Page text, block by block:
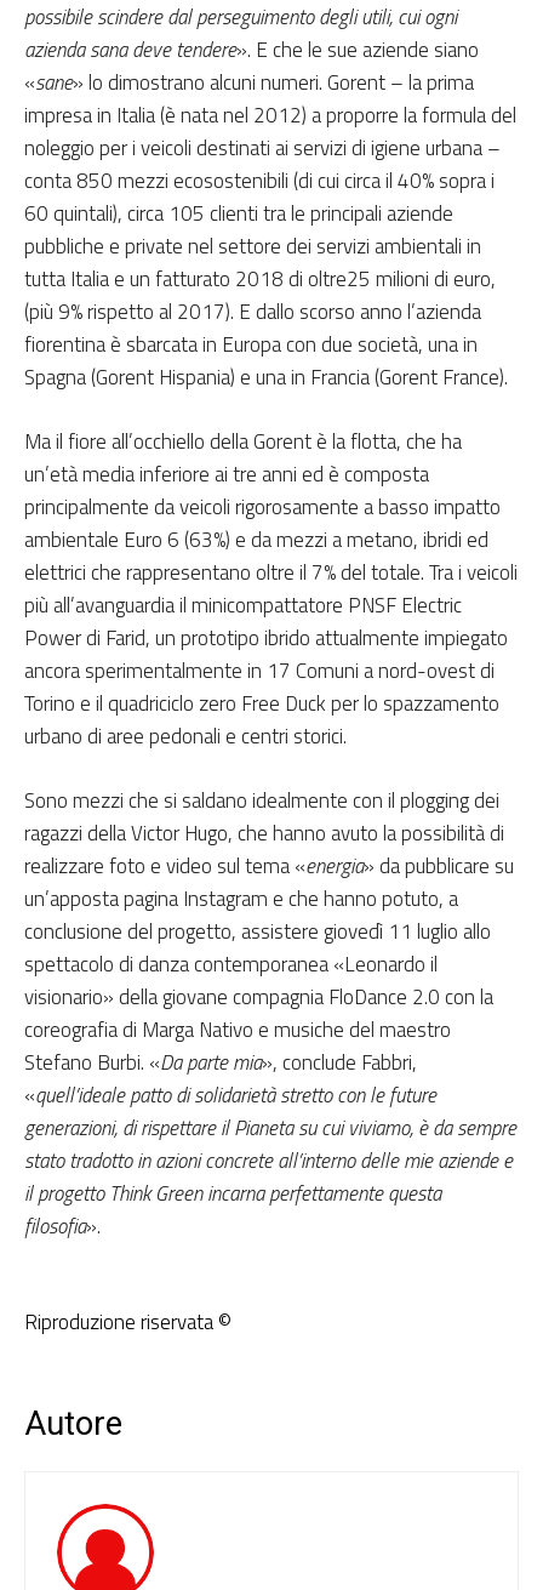
possibile scindere dal perseguimento degli utili, cui ogni
azienda sana deve tendere». E che le sue aziende siano
«sane» lo dimostrano alcuni numeri. Gorent – la prima
impresa in Italia (è nata nel 2012) a proporre la formula del
noleggio per i veicoli destinati ai servizi di igiene urbana –
conta 850 mezzi ecosostenibili (di cui circa il 40% sopra i
60 quintali), circa 105 clienti tra le principali aziende
pubbliche e private nel settore dei servizi ambientali in
tutta Italia e un fatturato 2018 di oltre25 milioni di euro,
(più 9% rispetto al 2017). E dallo scorso anno l’azienda
fiorentina è sbarcata in Europa con due società, una in
Spagna (Gorent Hispania) e una in Francia (Gorent France).
Ma il fiore all’occhiello della Gorent è la flotta, che ha
un’età media inferiore ai tre anni ed è composta
principalmente da veicoli rigorosamente a basso impatto
ambientale Euro 6 (63%) e da mezzi a metano, ibridi ed
elettrici che rappresentano oltre il 7% del totale. Tra i veicoli
più all’avanguardia il minicompattatore PNSF Electric
Power di Farid, un prototipo ibrido attualmente impiegato
ancora sperimentalmente in 17 Comuni a nord-ovest di
Torino e il quadriciclo zero Free Duck per lo spazzamento
urbano di aree pedonali e centri storici.
Sono mezzi che si saldano idealmente con il plogging dei
ragazzi della Victor Hugo, che hanno avuto la possibilità di
realizzare foto e video sul tema «energia» da pubblicare su
un’apposta pagina Instagram e che hanno potuto, a
conclusione del progetto, assistere giovedì 11 luglio allo
spettacolo di danza contemporanea «Leonardo il
visionario» della giovane compagnia FloDance 2.0 con la
coreografia di Marga Nativo e musiche del maestro
Stefano Burbi. «Da parte mia», conclude Fabbri,
«quell’ideale patto di solidarietà stretto con le future
generazioni, di rispettare il Pianeta su cui viviamo, è da sempre
stato tradotto in azioni concrete all’interno delle mie aziende e
il progetto Think Green incarna perfettamente questa
filosofia».
Riproduzione riservata ©
Autore